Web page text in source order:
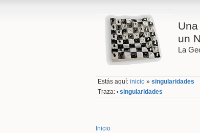
un
La
Estás aquí:inicio »singularidades
Traza: • singularidades
Inicio